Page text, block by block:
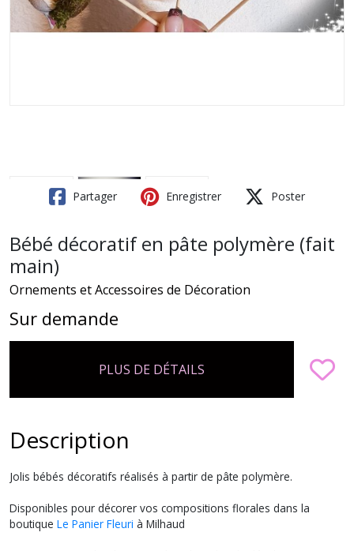
Partager Enregistrer Poster
Bébé décoratif en pâte polymère (fait
main)
Ornements et Accessoires de Décoration
Sur demande
PLUS DE DÉTAILS
Description
Jolis bébés décoratifs réalisés à partir de pâte polymère.
Disponibles pour décorer vos compositions florales dans la
boutique Le Panier Fleuri à Milhaud